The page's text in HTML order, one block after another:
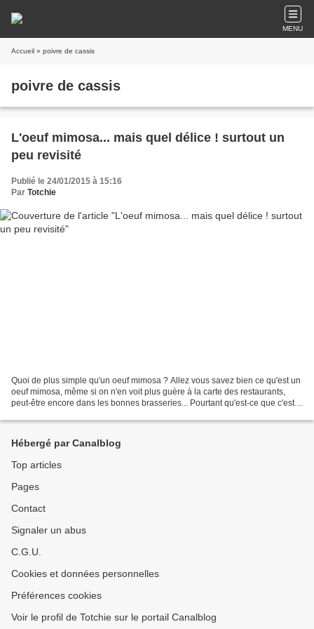
MENU
Accueil » poivre de cassis
poivre de cassis
L'oeuf mimosa... mais quel délice ! surtout un
peu revisité
Publié le 24/01/2015 à 15:16
Par Totchie
Quoi de plus simple qu'un oeuf mimosa ? Allez vous savez bien ce qu'est un
oeuf mimosa, même si on n'en voit plus guère à la carte des restaurants,
peut-être encore dans les bonnes brasseries... Pourtant qu'est-ce que c'est
Hébergé par Canalblog
Top articles
Pages
Contact
Signaler un abus
C.G.U.
Cookies et données personnelles
Préférences cookies
Voir le profil de Totchie sur le portail Canalblog